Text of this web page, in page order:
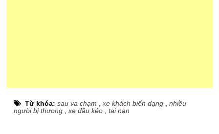
Từ khóa:sau va chạm ,xe khách biến dạng ,nhiều
người bị thương ,xe đầu kéo ,tai nạn